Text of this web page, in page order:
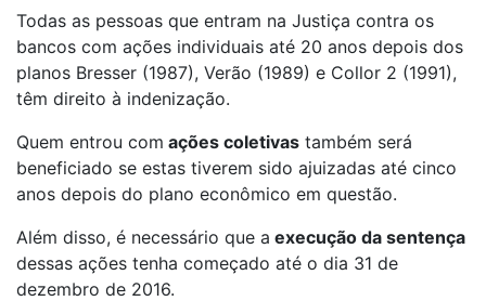
Todas as pessoas que entram na Justiça contra os
bancos com ações individuais até 20 anos depois dos
planos Bresser (1987), Verão (1989) e Collor 2 (1991),
têm direito à indenização.
Quem entrou com ações coletivas também será
beneficiado se estas tiverem sido ajuizadas até cinco
anos depois do plano econômico em questão.
Além disso, é necessário que a execução da sentença
dessas ações tenha começado até o dia 31 de
dezembro de 2016.